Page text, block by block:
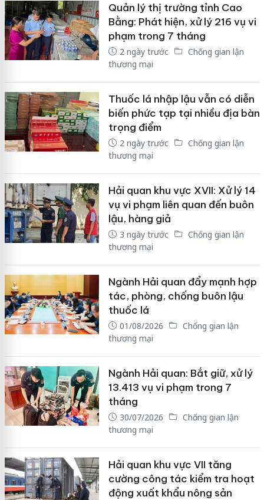
Quản lý thị trường tỉnh Cao
Bằng: Phát hiện, xử lý 216 vụ vi
phạm trong 7 tháng
2 ngày trước
Chống gian lận
thương mại
Thuốc lá nhập lậu vẫn có diễn
biến phức tạp tại nhiều địa bàn
trọng điểm
2 ngày trước
Chống gian lận
thương mại
Hải quan khu vực XVII: Xử lý 14
vụ vi phạm liên quan đến buôn
lậu, hàng giả
3 ngày trước
Chống gian lận
thương mại
Ngành Hải quan đẩy mạnh hợp
tác, phòng, chống buôn lậu
thuốc lá
01/08/2026
Chống gian lận
thương mại
Ngành Hải quan: Bắt giữ, xử lý
13.413 vụ vi phạm trong 7
tháng
30/07/2026
Chống gian lận
thương mại
Hải quan khu vực VII tăng
cường công tác kiểm tra hoạt
động xuất khẩu nông sản